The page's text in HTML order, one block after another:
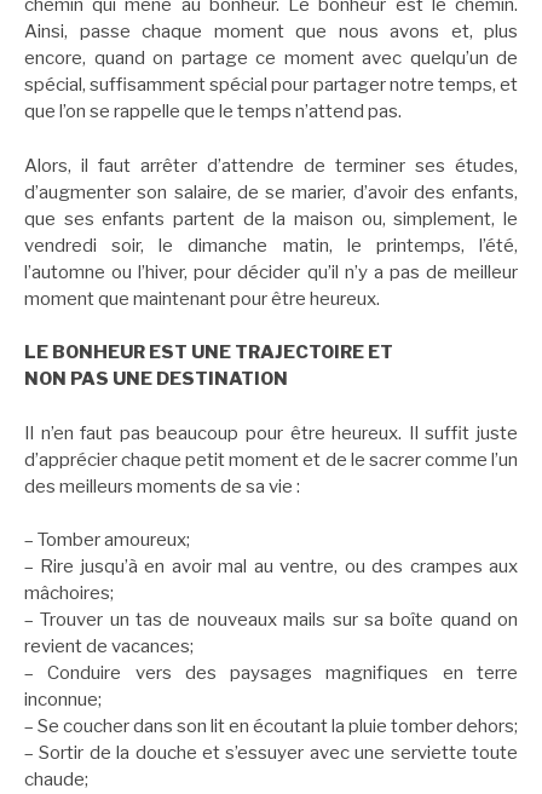
chemin qui mène au bonheur. Le bonheur est le chemin.
Ainsi, passe chaque moment que nous avons et, plus
encore, quand on partage ce moment avec quelqu’un de
spécial, suffisamment spécial pour partager notre temps, et
que l’on se rappelle que le temps n’attend pas.
Alors, il faut arrêter d’attendre de terminer ses études,
d’augmenter son salaire, de se marier, d’avoir des enfants,
que ses enfants partent de la maison ou, simplement, le
vendredi soir, le dimanche matin, le printemps, l’été,
l’automne ou l’hiver, pour décider qu’il n’y a pas de meilleur
moment que maintenant pour être heureux.
LE BONHEUR EST UNE TRAJECTOIRE ET
NON PAS UNE DESTINATION
Il n’en faut pas beaucoup pour être heureux. Il suffit juste
d’apprécier chaque petit moment et de le sacrer comme l’un
des meilleurs moments de sa vie :
– Tomber amoureux;
– Rire jusqu’à en avoir mal au ventre, ou des crampes aux
mâchoires;
– Trouver un tas de nouveaux mails sur sa boîte quand on
revient de vacances;
– Conduire vers des paysages magnifiques en terre
inconnue;
– Se coucher dans son lit en écoutant la pluie tomber dehors;
– Sortir de la douche et s’essuyer avec une serviette toute
chaude;